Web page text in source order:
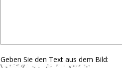
Geben Sie den Text aus dem Bild: